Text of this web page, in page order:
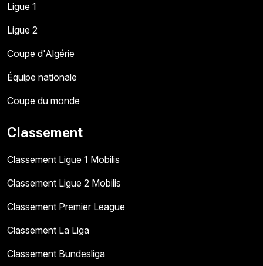
Ligue 1
Ligue 2
Coupe d'Algérie
Équipe nationale
Coupe du monde
Classement
Classement Ligue 1 Mobilis
Classement Ligue 2 Mobilis
Classement Premier League
Classement La Liga
Classement Bundesliga